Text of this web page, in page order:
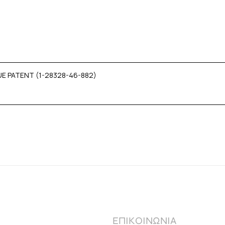
PATENT (1-28328-46-882)
ΕΠΙΚΟΙΝΩΝΙΑ